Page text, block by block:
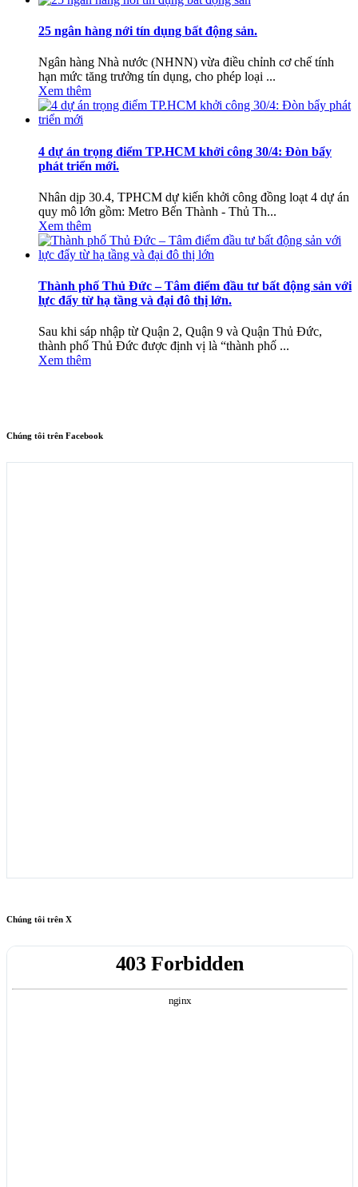
25 ngân hàng nới tín dụng bất động sản.
Ngân hàng Nhà nước (NHNN) vừa điều chỉnh cơ chế tính
hạn mức tăng trưởng tín dụng, cho phép loại ...
Xem thêm
4 dự án trọng điểm TP.HCM khởi công 30/4: Đòn bẩy
phát triển mới.
Nhân dịp 30.4, TPHCM dự kiến khởi công đồng loạt 4 dự án
quy mô lớn gồm: Metro Bến Thành - Thủ Th...
Xem thêm
Thành phố Thủ Đức – Tâm điểm đầu tư bất động sản với
lực đẩy từ hạ tầng và đại đô thị lớn.
Sau khi sáp nhập từ Quận 2, Quận 9 và Quận Thủ Đức,
thành phố Thủ Đức được định vị là “thành phố ...
Xem thêm
Chúng tôi trên Facebook
Chúng tôi trên X